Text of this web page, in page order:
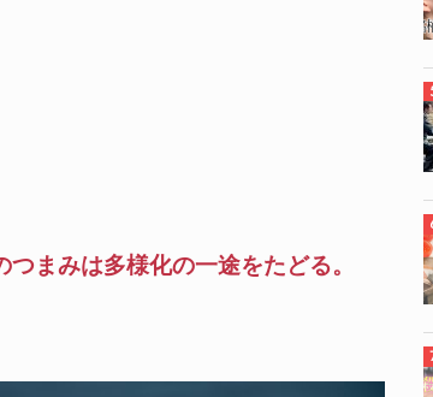
つまみは多様化の一途をたどる。